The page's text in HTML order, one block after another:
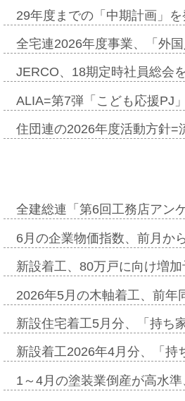
29年度までの「中期計画」
全宅連2026年度事業、「外
JERCO、18期定時社員総会
ALIA=第7弾「こども応援PJ
住団連の2026年度活動方針
全建総連「第6回工務店アン
6月の企業物価指数、前月か
新設着工、80万戸に向け増
2026年5月の木軸着工、前
新設住宅着工5月分、「持ち
新設着工2026年4月分、「
1～4月の塗装業倒産が高水